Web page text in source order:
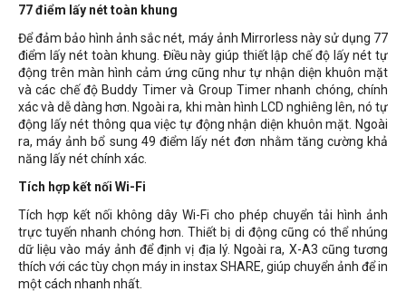
77 điểm lấy nét toàn khung
Để đảm bảo hình ảnh sắc nét, máy ảnh Mirrorless này sử dụng 77
điểm lấy nét toàn khung. Điều này giúp thiết lập chế độ lấy nét tự
động trên màn hình cảm ứng cũng như tự nhận diện khuôn mặt
và các chế độ Buddy Timer và Group Timer nhanh chóng, chính
xác và dễ dàng hơn. Ngoài ra, khi màn hình LCD nghiêng lên, nó tự
động lấy nét thông qua việc tự động nhận diện khuôn mặt. Ngoài
ra, máy ảnh bổ sung 49 điểm lấy nét đơn nhằm tăng cường khả
năng lấy nét chính xác.
Tích hợp kết nối Wi-Fi
Tích hợp kết nối không dây Wi-Fi cho phép chuyển tải hình ảnh
trực tuyến nhanh chóng hơn. Thiết bị di động cũng có thể nhúng
dữ liệu vào máy ảnh để định vị địa lý. Ngoài ra, X-A3 cũng tương
thích với các tùy chọn máy in instax SHARE, giúp chuyển ảnh để in
một cách nhanh nhất.